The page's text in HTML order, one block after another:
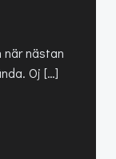
när nästan
Oj […]